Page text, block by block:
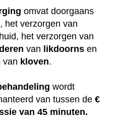
omvat doorgaans
, het verzorgen van
huid, het verzorgen van
van likdoorns en
van kloven.
wordt
van tussen de €
van 45 minuten.